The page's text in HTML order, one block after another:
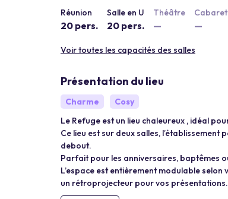
Réunion
20 pers.
Salle en U
20 pers.
Théâtre
—
Cabaret
—
Voir toutes les capacités des salles
Présentation du lieu
Charme
Cosy
Le Refuge est un lieu chaleureux , idéal
Ce lieu est sur deux salles,
debout.
Parfait pour les anniversaires, baptêmes
L’espace est entièrement modulable
un rétroprojecteur pour vos présentations.